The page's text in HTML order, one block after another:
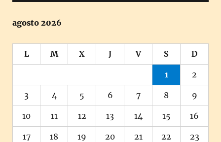
agosto 2026
L M X J V S D
1 2
3 4 5 6 7 8 9
10 11 12 13 14 15 16
17 18 19 20 21 22 23